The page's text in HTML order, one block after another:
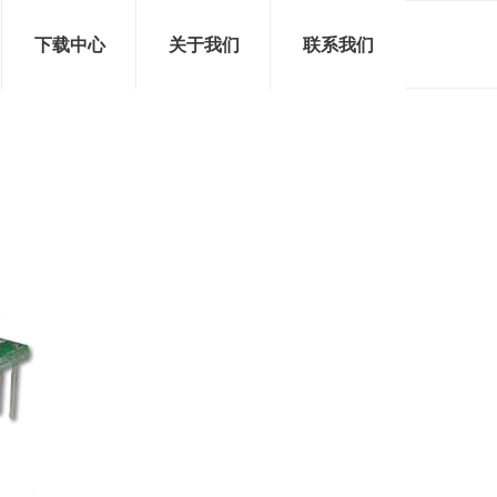
下载中心 关于我们 联系我们